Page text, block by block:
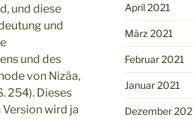
und diese
und
und des
von Nizäa,
254). Dieses
wird ja
April 2021
März 2021
Februar 2021
Januar 2021
Dezember